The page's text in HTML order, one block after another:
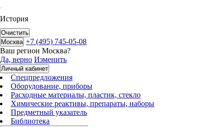
История
Очистить
Москва +7 (495) 745-05-08
Ваш регион Москва?
Да, верно Изменить
Личный кабинет
Спецпредложения
Оборудование, приборы
Расходные материалы, пластик, стекло
Химические реактивы, препараты, наборы
Предметный указатель
Библиотека